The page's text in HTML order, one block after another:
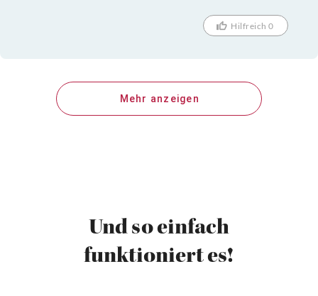
Hilfreich 0
Mehr anzeigen
Und so einfach
funktioniert es!